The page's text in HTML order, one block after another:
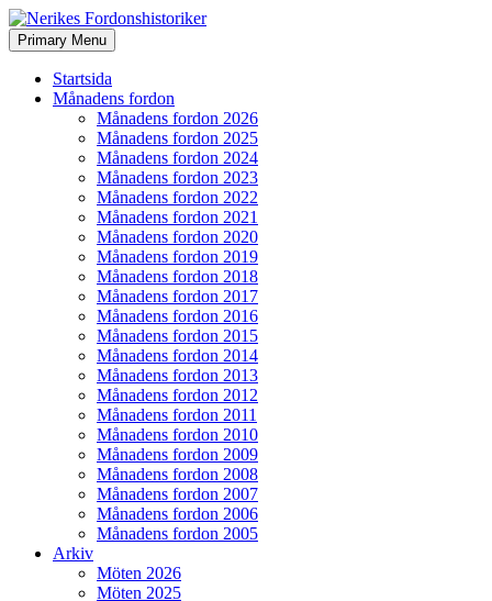
Nerikes Fordonshistoriker
Search
Primary Menu Skip
to
Startsida
Månadens fordon
Månadens fordon 2026
Månadens fordon 2025
Månadens fordon 2024
Månadens fordon 2023
Månadens fordon 2022
Månadens fordon 2021
Månadens fordon 2020
Månadens fordon 2019
Månadens fordon 2018
Månadens fordon 2017
Månadens fordon 2016
Månadens fordon 2015
Månadens fordon 2014
Månadens fordon 2013
Månadens fordon 2012
Månadens fordon 2011
Månadens fordon 2010
Månadens fordon 2009
Månadens fordon 2008
Månadens fordon 2007
Månadens fordon 2006
Månadens fordon 2005
Arkiv
Möten 2026
Möten 2025